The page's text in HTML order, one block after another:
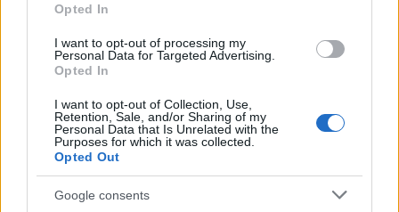
Opted In
I want to opt-out of processing my
Personal Data for Targeted Advertising.
Opted In
I want to opt-out of Collection, Use,
Retention, Sale, and/or Sharing of my
Personal Data that Is Unrelated with the
Purposes for which it was collected.
Opted Out
Google consents
ενώ έχει συμμετάσχει σε θεατρικές, τηλεοπτικές
ανώτερες σχολές δραματικής τέχνης, θεατρικά
εργαστήρια και πανεπιστημιακά ιδρύματα. Το
2023 τιμήθηκε με το Gusi Peace Prize
International, διεθνές βραβείο με έδρα την Ασία,
το οποίο αναφέρεται συχνά ως ασιατικό
ομόλογο του Βραβείου Νόμπελ Ειρήνης. Η
συμμετοχή του στην κριτική επιτροπή του